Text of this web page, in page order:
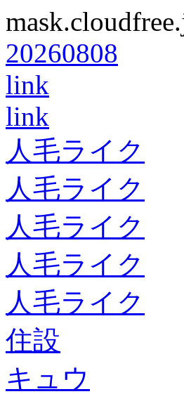
20260808
link
link
人毛ライク
人毛ライク
人毛ライク
人毛ライク
人毛ライク
住設
キュウ